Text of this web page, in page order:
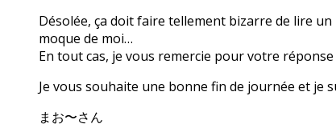
Désolée, ça doit faire tellement bizarre de lire un
moque de moi…
En tout cas, je vous remercie pour votre
Je vous souhaite une bonne fin de journée et je
まお〜さん